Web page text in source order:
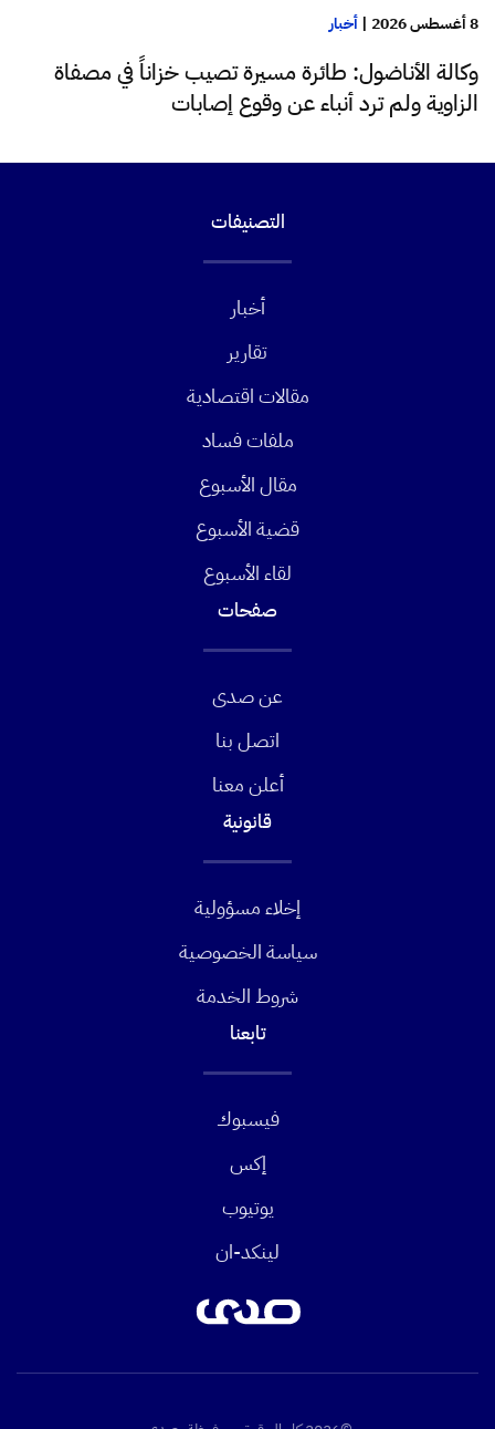
8 أغسطس 2026 | أخبار
وكالة الأناضول: طائرة مسيرة تصيب خزاناً في مصفاة
الزاوية ولم ترد أنباء عن وقوع إصابات
التصنيفات
أخبار
تقارير
مقالات اقتصادية
ملفات فساد
مقال الأسبوع
قضية الأسبوع
لقاء الأسبوع
صفحات
عن صدى
اتصل بنا
أعلن معنا
قانونية
إخلاء مسؤولية
سياسة الخصوصية
شروط الخدمة
تابعنا
فيسبوك
إكس
يوتيوب
لينكد-ان